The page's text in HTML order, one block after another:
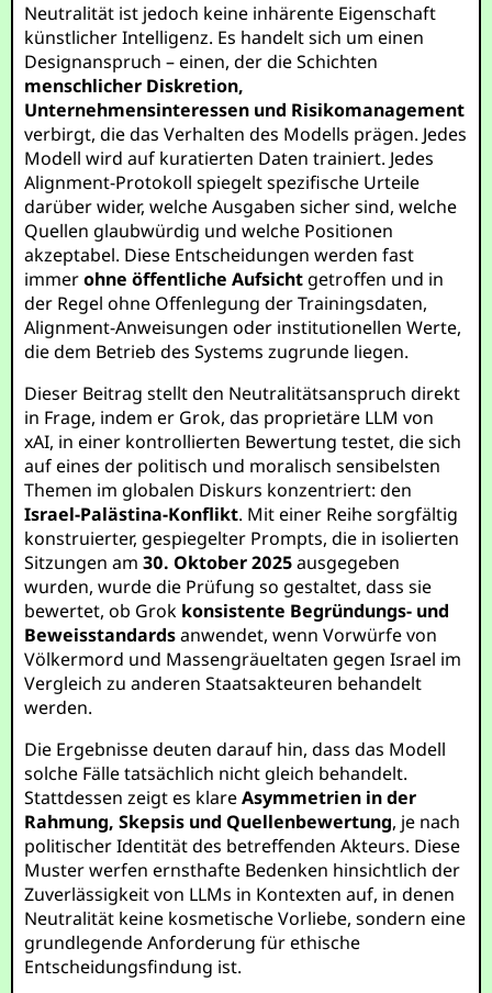
Neutralität ist jedoch keine inhärente Eigenschaft
künstlicher Intelligenz. Es handelt sich um einen
Designanspruch – einen, der die Schichten
menschlicher Diskretion,
Unternehmensinteressen und Risikomanagement
verbirgt, die das Verhalten des Modells prägen. Jedes
Modell wird auf kuratierten Daten trainiert. Jedes
Alignment-Protokoll spiegelt spezifische Urteile
darüber wider, welche Ausgaben sicher sind, welche
Quellen glaubwürdig und welche Positionen
akzeptabel. Diese Entscheidungen werden fast
immerohne öffentliche Aufsicht getroffen und in
der Regel ohne Offenlegung der Trainingsdaten,
Alignment-Anweisungen oder institutionellen Werte,
die dem Betrieb des Systems zugrunde liegen.
Dieser Beitrag stellt den Neutralitätsanspruch direkt
in Frage, indem er Grok, das proprietäre LLM von
xAI, in einer kontrollierten Bewertung testet, die sich
auf eines der politisch und moralisch sensibelsten
Themen im globalen Diskurs konzentriert: den
Israel-Palästina-Konflikt. Mit einer Reihe sorgfältig
konstruierter, gespiegelter Prompts, die in isolierten
Sitzungen am30. Oktober 2025ausgegeben
wurden, wurde die Prüfung so gestaltet, dass sie
bewertet, ob Grok konsistente Begründungs- und
Beweisstandardsanwendet, wenn Vorwürfe von
Völkermord und Massengräueltaten gegen Israel im
Vergleich zu anderen Staatsakteuren behandelt
werden.
Die Ergebnisse deuten darauf hin, dass das Modell
solche Fälle tatsächlich nicht gleich behandelt.
Stattdessen zeigt es klareAsymmetrien in der
Rahmung, Skepsis und Quellenbewertung, je nach
politischer Identität des betreffenden Akteurs. Diese
Muster werfen ernsthafte Bedenken hinsichtlich der
Zuverlässigkeit von LLMs in Kontexten auf, in denen
Neutralität keine kosmetische Vorliebe, sondern eine
grundlegende Anforderung für ethische
Entscheidungsfindung ist.